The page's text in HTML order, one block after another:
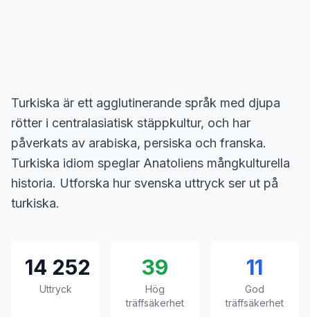
Turkiska är ett agglutinerande språk med djupa
rötter i centralasiatisk stäppkultur, och har
påverkats av arabiska, persiska och franska.
Turkiska idiom speglar Anatoliens mångkulturella
historia. Utforska hur svenska uttryck ser ut på
turkiska.
14 252
Uttryck
39
Hög
träffsäkerhet
11
God
träffsäkerhet